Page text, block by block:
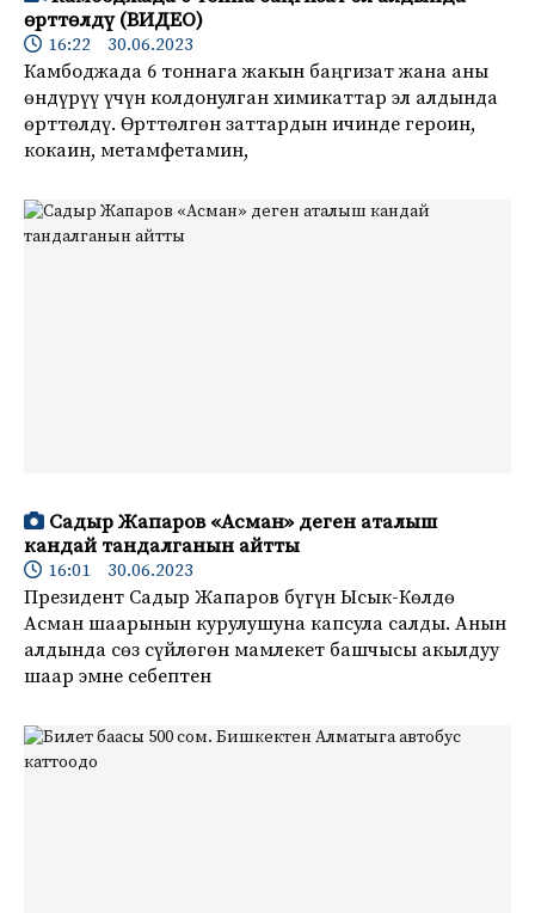
өрттөлдү (ВИДЕО)
16:22 30.06.2023
Камбоджада 6 тоннага жакын баңгизат жана аны
өндүрүү үчүн колдонулган химикаттар эл алдында
өрттөлдү. Өрттөлгөн заттардын ичинде героин,
кокаин, метамфетамин,
Садыр Жапаров «Асман» деген аталыш
кандай тандалганын айтты
16:01 30.06.2023
Президент Садыр Жапаров бүгүн Ысык-Көлдө
Асман шаарынын курулушуна капсула салды. Анын
алдында сөз сүйлөгөн мамлекет башчысы акылдуу
шаар эмне себептен